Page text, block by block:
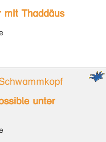
mit Thaddäus
unter